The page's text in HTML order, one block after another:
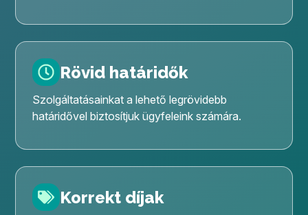
Rövid határidők
Szolgáltatásainkat a lehető legrövidebb
határidővel biztosítjuk ügyfeleink számára.
Korrekt díjak